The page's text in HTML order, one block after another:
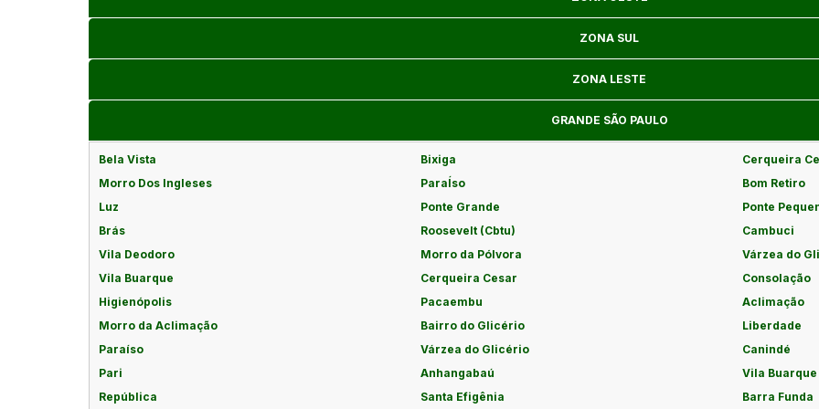
ZONA SUL
ZONA LESTE
GRANDE SÃO PAULO
Bela Vista Bixiga
Cerqueira
Morro Dos Ingleses
ParaÍso
Bom Retiro
Luz
Ponte Grande
Ponte
Brás
Roosevelt (Cbtu)
Cambuci
Vila Deodoro
Morro da Pólvora
Várzea do
Vila Buarque
Cerqueira Cesar
Consolação
Higienópolis
Pacaembu
Aclimação
Morro da Aclimação
Bairro do Glicério
Liberdade
Paraíso
Várzea do Glicério
Canindé
Pari
Anhangabaú
Vila Buarque
República
Santa Efigênia Barra Funda